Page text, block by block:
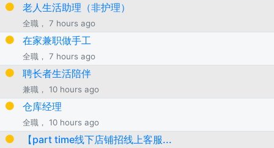
老人生活助理（非护理）
全職， 7 hours ago
在家兼职做手工
全職， 7 hours ago
聘长者生活陪伴
兼職， 10 hours ago
仓库经理
全職， 10 hours ago
【part time线下店铺招线上客服...